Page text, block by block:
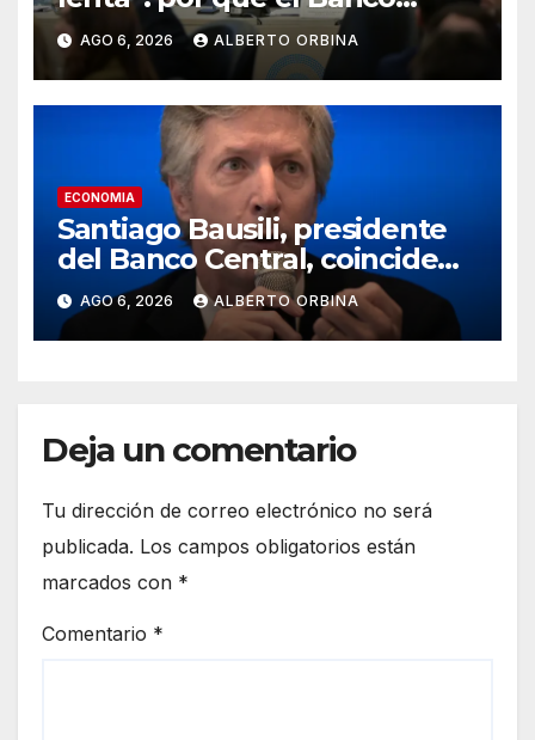
Central no va a rescatar a los
morosos ni a los bancos
AGO 6, 2026 ALBERTO ORBINA
ECONOMIA
Santiago Bausili, presidente
del Banco Central, coincide
con Luis Caputo y descarta un
rescate a los morosos:
“Seguimos viendo esto como
AGO 6, 2026 ALBERTO ORBINA
Deja un comentario
Tu dirección de correo electrónico no será
publicada. Los campos obligatorios están
marcados con *
Comentario *